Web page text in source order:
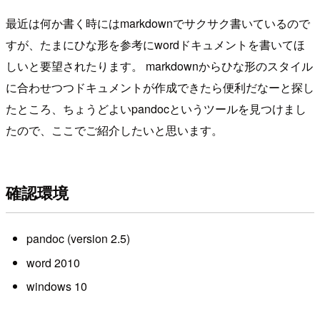
最近は何か書く時にはmarkdownでサクサク書いているので
すが、たまにひな形を参考にwordドキュメントを書いてほ
しいと要望されたります。 markdownからひな形のスタイル
に合わせつつドキュメントが作成できたら便利だなーと探し
たところ、ちょうどよいpandocというツールを見つけまし
たので、ここでご紹介したいと思います。
確認環境
pandoc (version 2.5)
word 2010
windows 10